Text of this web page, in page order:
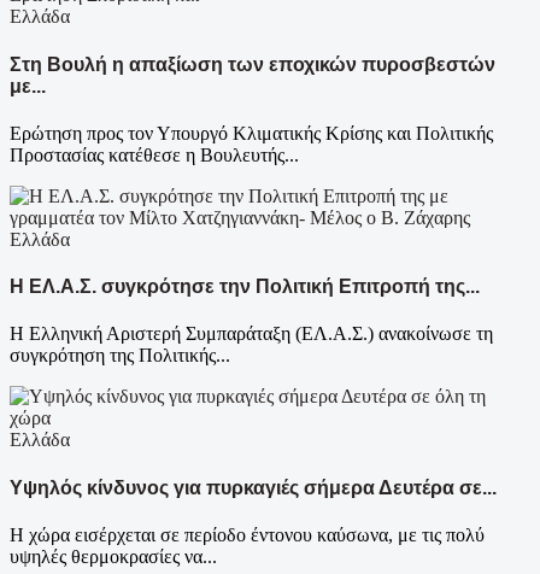
Ελλάδα
Στη Βουλή η απαξίωση των εποχικών πυροσβεστών
με...
Ερώτηση προς τον Υπουργό Κλιματικής Κρίσης και Πολιτικής
Προστασίας κατέθεσε η Βουλευτής...
Ελλάδα
Η ΕΛ.Α.Σ. συγκρότησε την Πολιτική Επιτροπή της...
Η Ελληνική Αριστερή Συμπαράταξη (ΕΛ.Α.Σ.) ανακοίνωσε τη
συγκρότηση της Πολιτικής...
Ελλάδα
Υψηλός κίνδυνος για πυρκαγιές σήμερα Δευτέρα σε...
Η χώρα εισέρχεται σε περίοδο έντονου καύσωνα, με τις πολύ
υψηλές θερμοκρασίες να...